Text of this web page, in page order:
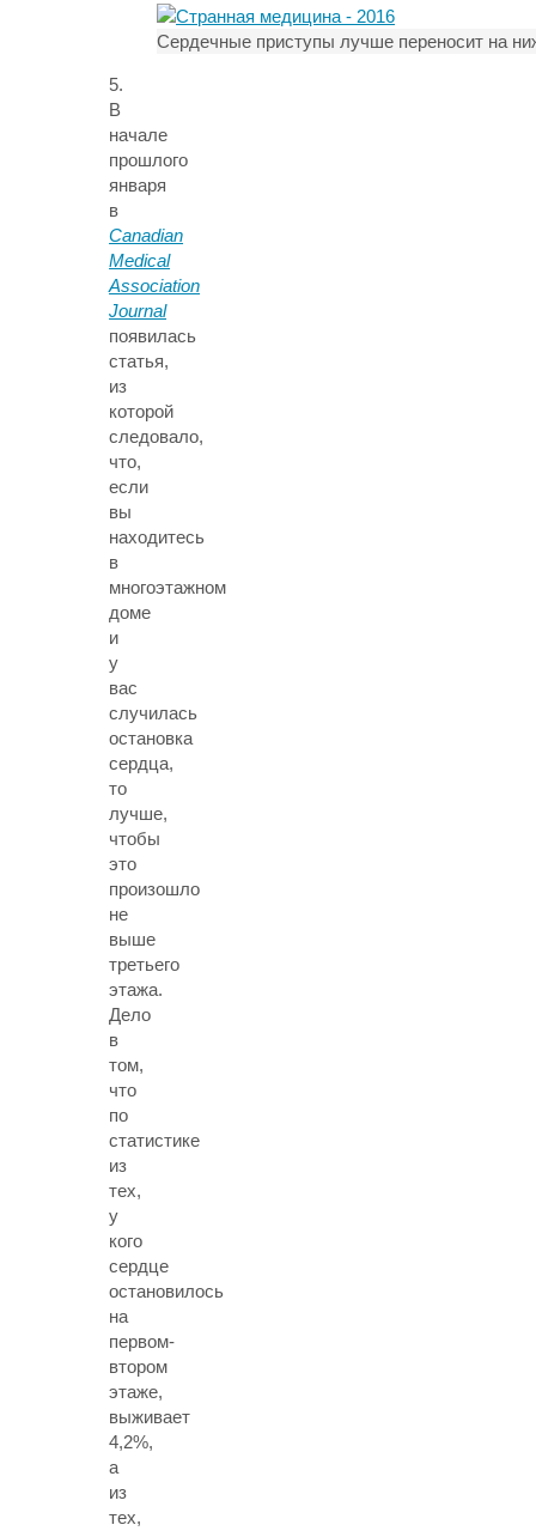
Сердечные приступы лучше переносит на
5.
В
начале
прошлого
января
в
Canadian
Medical
Association
Journal
появилась
статья,
из
которой
следовало,
что,
если
вы
находитесь
в
многоэтажном
доме
и
у
вас
случилась
остановка
сердца,
то
лучше,
чтобы
это
произошло
не
выше
третьего
этажа.
Дело
в
том,
что
по
статистике
из
тех,
у
кого
сердце
остановилось
на
первом-
втором
этаже,
выживает
4,2%,
а
из
тех,